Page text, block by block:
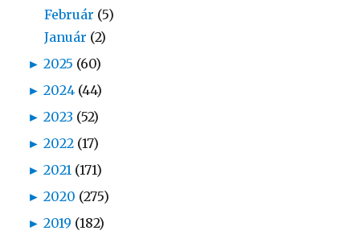
Február (5)
Január (2)
► 2025 (60)
► 2024 (44)
► 2023 (52)
► 2022 (17)
► 2021 (171)
► 2020 (275)
► 2019 (182)